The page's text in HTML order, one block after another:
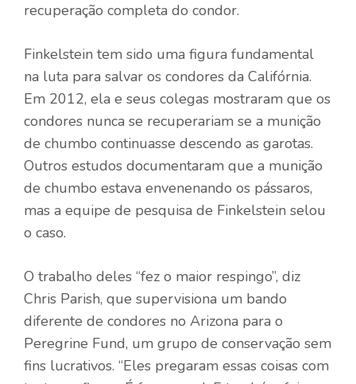
recuperação completa do condor.
Finkelstein tem sido uma figura fundamental
na luta para salvar os condores da Califórnia.
Em 2012, ela e seus colegas mostraram que os
condores nunca se recuperariam se a munição
de chumbo continuasse descendo as garotas.
Outros estudos documentaram que a munição
de chumbo estava envenenando os pássaros,
mas a equipe de pesquisa de Finkelstein selou
o caso.
O trabalho deles “fez o maior respingo”, diz
Chris Parish, que supervisiona um bando
diferente de condores no Arizona para o
Peregrine Fund, um grupo de conservação sem
fins lucrativos. “Eles pregaram essas coisas com